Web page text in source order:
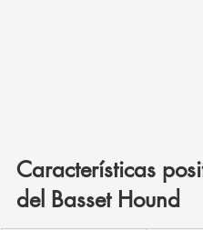
Características
del Basset Hound